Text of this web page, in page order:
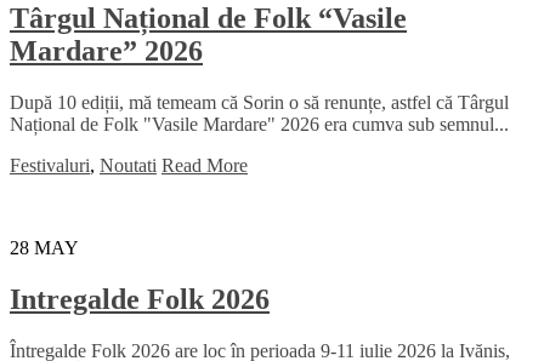
Târgul Național de Folk “Vasile
Mardare” 2026
După 10 ediții, mă temeam că Sorin o să renunțe, astfel că Târgul
Național de Folk "Vasile Mardare" 2026 era cumva sub semnul...
Festivaluri, Noutati Read More
28 MAY
Intregalde Folk 2026
Întregalde Folk 2026 are loc în perioada 9-11 iulie 2026 la Ivănis,